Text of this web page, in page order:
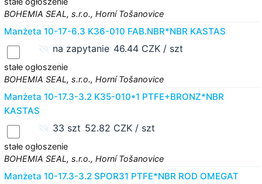
BOHEMIA SEAL, s.r.o., Horní Tošanovice
Manżeta 10-17-6.3 K36-010 FAB.NBR*NBR KASTAS
na zapytanie 46.44 CZK / szt
stałe ogłoszenie
BOHEMIA SEAL, s.r.o., Horní Tošanovice
Manżeta 10-17.3-3.2 K35-010*1 PTFE+BRONZ*NBR
KASTAS
33 szt 52.82 CZK / szt
stałe ogłoszenie
BOHEMIA SEAL, s.r.o., Horní Tošanovice
Manżeta 10-17.3-3.2 SPOR31 PTFE*NBR ROD OMEGAT